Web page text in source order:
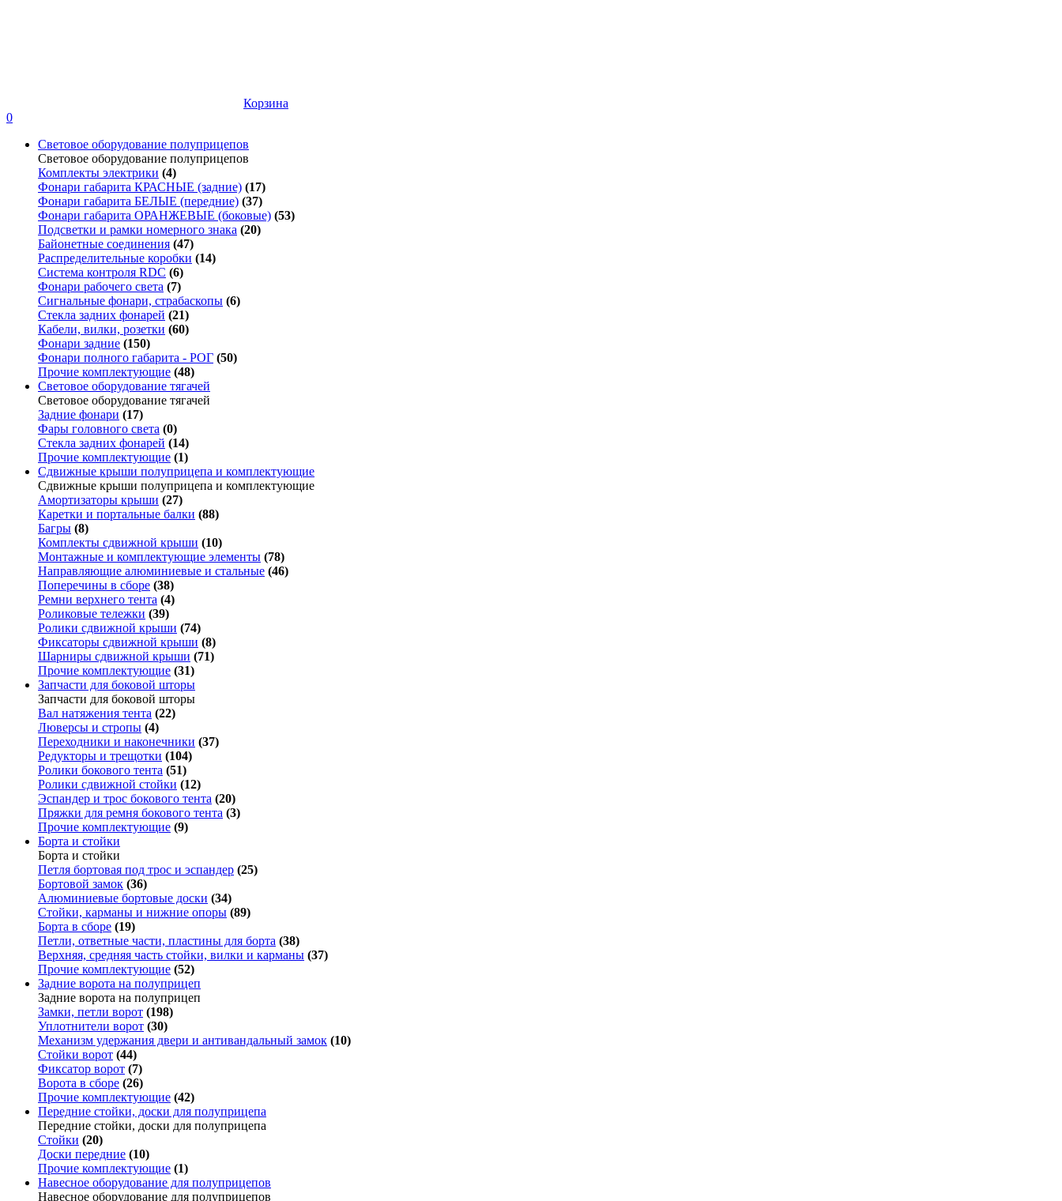
Корзина
0
Световое оборудование полуприцепов
Световое оборудование полуприцепов
Комплекты электрики (4)
Фонари габарита КРАСНЫЕ (задние) (17)
Фонари габарита БЕЛЫЕ (передние) (37)
Фонари габарита ОРАНЖЕВЫЕ (боковые) (53)
Подсветки и рамки номерного знака (20)
Байонетные соединения (47)
Распределительные коробки (14)
Система контроля RDC (6)
Фонари рабочего света (7)
Сигнальные фонари, страбаскопы (6)
Стекла задних фонарей (21)
Кабели, вилки, розетки (60)
Фонари задние (150)
Фонари полного габарита - РОГ (50)
Прочие комплектующие (48)
Световое оборудование тягачей
Световое оборудование тягачей
Задние фонари (17)
Фары головного света (0)
Стекла задних фонарей (14)
Прочие комплектующие (1)
Сдвижные крыши полуприцепа и комплектующие
Сдвижные крыши полуприцепа и комплектующие
Амортизаторы крыши (27)
Каретки и портальные балки (88)
Багры (8)
Комплекты сдвижной крыши (10)
Монтажные и комплектующие элементы (78)
Направляющие алюминиевые и стальные (46)
Поперечины в сборе (38)
Ремни верхнего тента (4)
Роликовые тележки (39)
Ролики сдвижной крыши (74)
Фиксаторы сдвижной крыши (8)
Шарниры сдвижной крыши (71)
Прочие комплектующие (31)
Запчасти для боковой шторы
Запчасти для боковой шторы
Вал натяжения тента (22)
Люверсы и стропы (4)
Переходники и наконечники (37)
Редукторы и трещотки (104)
Ролики бокового тента (51)
Ролики сдвижной стойки (12)
Эспандер и трос бокового тента (20)
Пряжки для ремня бокового тента (3)
Прочие комплектующие (9)
Борта и стойки
Борта и стойки
Петля бортовая под трос и эспандер (25)
Бортовой замок (36)
Алюминиевые бортовые доски (34)
Стойки, карманы и нижние опоры (89)
Борта в сборе (19)
Петли, ответные части, пластины для борта (38)
Верхняя, средняя часть стойки, вилки и карманы (37)
Прочие комплектующие (52)
Задние ворота на полуприцеп
Задние ворота на полуприцеп
Замки, петли ворот (198)
Уплотнители ворот (30)
Механизм удержания двери и антивандальный замок (10)
Стойки ворот (44)
Фиксатор ворот (7)
Ворота в сборе (26)
Прочие комплектующие (42)
Передние стойки, доски для полуприцепа
Передние стойки, доски для полуприцепа
Стойки (20)
Доски передние (10)
Прочие комплектующие (1)
Навесное оборудование для полуприцепов
Навесное оборудование для полуприцепов